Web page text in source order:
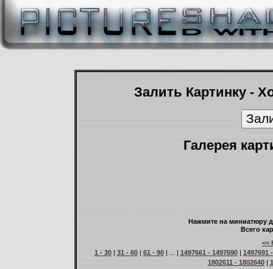
Залить Картинку -
Галерея
Нажмите на миниатюру
Всего
<<
1 - 30| 31 - 60| 61 - 90| ... | 1497661 - 1497690| 1497691
1802611 - 1802640|